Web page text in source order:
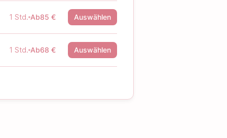
1 Std. Ab85 € Auswählen
1 Std. Ab68 € Auswählen